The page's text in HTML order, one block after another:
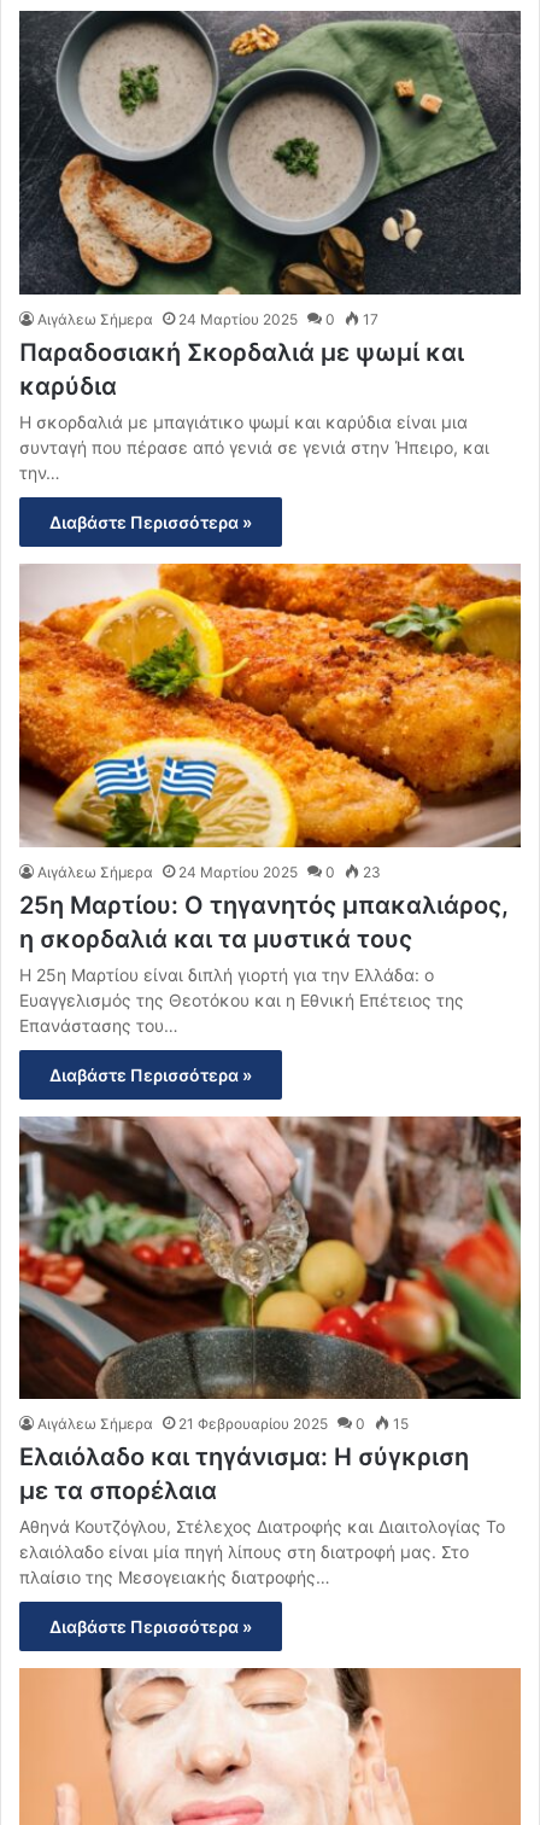
Αιγάλεω Σήμερα 24 Μαρτίου 2025 0 17
Παραδοσιακή Σκορδαλιά με ψωμί και
καρύδια
Η σκορδαλιά με μπαγιάτικο ψωμί και καρύδια είναι μια
συνταγή που πέρασε από γενιά σε γενιά στην Ήπειρο, και
την…
Διαβάστε Περισσότερα »
Αιγάλεω Σήμερα 24 Μαρτίου 2025 0 23
25η Μαρτίου: Ο τηγανητός μπακαλιάρος,
η σκορδαλιά και τα μυστικά τους
Η 25η Μαρτίου είναι διπλή γιορτή για την Ελλάδα: ο
Ευαγγελισμός της Θεοτόκου και η Εθνική Επέτειος της
Επανάστασης του…
Διαβάστε Περισσότερα »
Αιγάλεω Σήμερα 21 Φεβρουαρίου 2025 0 15
Ελαιόλαδο και τηγάνισμα: Η σύγκριση
με τα σπορέλαια
Αθηνά Κουτζόγλου, Στέλεχος Διατροφής και Διαιτολογίας Το
ελαιόλαδο είναι μία πηγή λίπους στη διατροφή μας. Στο
πλαίσιο της Μεσογειακής διατροφής…
Διαβάστε Περισσότερα »